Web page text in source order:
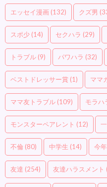
エッセイ漫画 (132) クズ男
スポ少 (14) セクハラ (29)
トラブル (9) パワハラ (32)
ベストドレッサー賞 (1) ママ
ママ友トラブル (109) モラハ
モンスターペアレント (12)
不倫 (80) 中学生 (14) 今
友達 (254) 友達ハラスメント